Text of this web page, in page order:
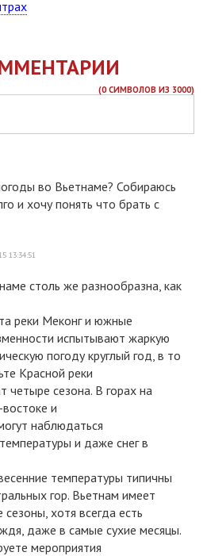
(0СИМВОЛОВ ИЗ 3000)
во Вьетнаме? Собираюсь
и хочу понять что брать с
13:34:51
столь же разнообразна, как
реки Меконг и южные
испытывают жаркую
погоду круглый год, в то
Красной реки
четыре сезона. В горах на
и
наблюдаться
и даже снег в
температуры типичны
гор. Вьетнам имеет
хотя всегда есть
даже в самые сухие месяцы.
мероприятия